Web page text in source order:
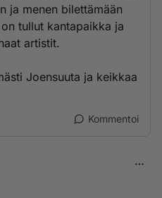
ja menen bilettämään
tullut kantapaikka ja
artistit.
Joensuuta ja keikkaa
Kommentoi